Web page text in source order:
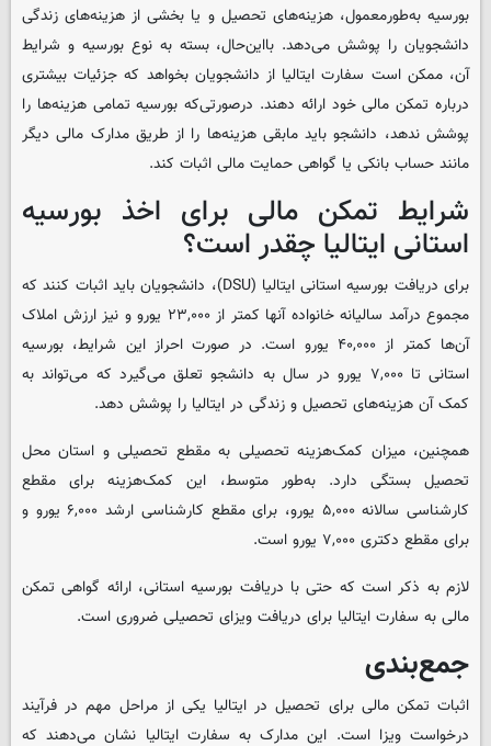
بورسیه به‌طورمعمول، هزینه‌های تحصیل و یا بخشی از هزینه‌های زندگی
دانشجویان را پوشش می‌دهد. بااین‌حال، بسته به نوع بورسیه و شرایط
آن، ممکن است سفارت ایتالیا از دانشجویان بخواهد که جزئیات بیشتری
درباره تمکن مالی خود ارائه دهند. درصورتی‌که بورسیه تمامی هزینه‌ها را
پوشش ندهد، دانشجو باید مابقی هزینه‌ها را از طریق مدارک مالی دیگر
مانند حساب بانکی یا گواهی حمایت مالی اثبات کند.
شرایط تمکن مالی برای اخذ بورسیه
استانی ایتالیا چقدر است؟
برای دریافت بورسیه استانی ایتالیا (DSU)، دانشجویان باید اثبات کنند که
مجموع درآمد سالیانه خانواده آنها کمتر از ۲۳,۰۰۰ یورو و نیز ارزش املاک
آن‌ها کمتر از ۴۰,۰۰۰ یورو است. در صورت احراز این شرایط، بورسیه
استانی تا ۷,۰۰۰ یورو در سال به دانشجو تعلق می‌گیرد که می‌تواند به
کمک آن هزینه‌های تحصیل و زندگی در ایتالیا را پوشش دهد.
همچنین، میزان کمک‌هزینه تحصیلی به مقطع تحصیلی و استان محل
تحصیل بستگی دارد. به‌طور متوسط، این کمک‌هزینه برای مقطع
کارشناسی سالانه ۵,۰۰۰ یورو، برای مقطع کارشناسی ارشد ۶,۰۰۰ یورو و
برای مقطع دکتری ۷,۰۰۰ یورو است.
لازم به ذکر است که حتی با دریافت بورسیه استانی، ارائه گواهی تمکن
مالی به سفارت ایتالیا برای دریافت ویزای تحصیلی ضروری است.
جمع‌بندی
اثبات تمکن مالی برای تحصیل در ایتالیا یکی از مراحل مهم در فرآیند
درخواست ویزا است. این مدارک به سفارت ایتالیا نشان می‌دهند که